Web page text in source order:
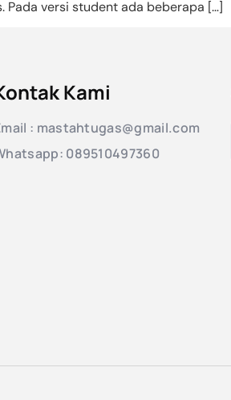
versi student ada beberapa […]
Kami
: mastahtugas@gmail.com
089510497360